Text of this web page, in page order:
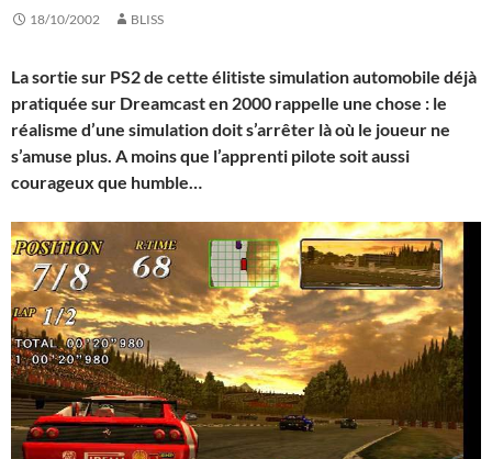
18/10/2002 BLISS
La sortie sur PS2 de cette élitiste simulation automobile déjà
pratiquée sur Dreamcast en 2000 rappelle une chose : le
réalisme d’une simulation doit s’arrêter là où le joueur ne
s’amuse plus. A moins que l’apprenti pilote soit aussi
courageux que humble…